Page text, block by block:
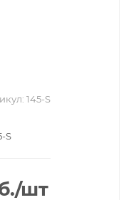
145-S
S
/шт